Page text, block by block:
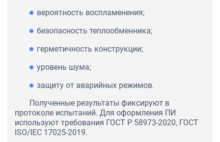
вероятность воспламенения;
безопасность теплообменника;
герметичность конструкции;
уровень шума;
защиту от аварийных режимов.
Полученные результаты фиксируют в
протоколе испытаний. Для оформления ПИ
используют требования ГОСТ Р 58973-2020, ГОСТ
ISO/IEC 17025-2019.